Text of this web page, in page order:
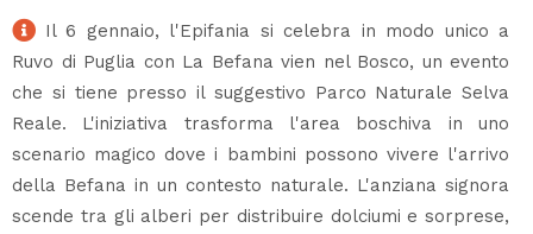
Il 6 gennaio, l'Epifania si celebra in modo unico a
Ruvo di Puglia con La Befana vien nel Bosco, un evento
che si tiene presso il suggestivo Parco Naturale Selva
Reale. L'iniziativa trasforma l'area boschiva in uno
scenario magico dove i bambini possono vivere l'arrivo
della Befana in un contesto naturale. L'anziana signora
scende tra gli alberi per distribuire dolciumi e sorprese,